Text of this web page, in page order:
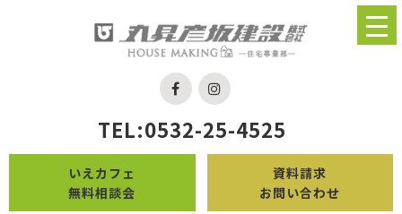
TEL:0532-25-4525
いえカフェ
無料相談会
資料請求
お問い合わせ